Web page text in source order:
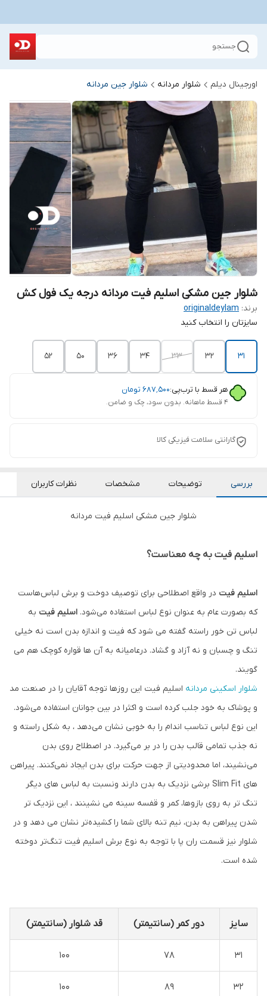
جستجو
اورجینال دیلم شلوار مردانه شلوار جین مردانه
شلوار جین مشکی اسلیم فیت مردانه درجه یک فول کش
برند: originaldeylam
سایزتان را انتخاب کنید
31
32
33
34 ۳۶ 50
52
هر قسط با ترب‌پی:۶۸۷٬۵۰۰ تومان
۴ قسط ماهانه. بدون سود، چک و ضامن.
گارانتی سلامت فیزیکی کالا
بررسی توضیحات مشخصات نظرات کاربران
شلوار جین مشکی اسلیم فیت مردانه
اسلیم فیت به چه معناست؟
اسلیم فیت در واقع اصطلاحی برای توصیف دوخت و برش لباس‌هاست
که بصورت عام به عنوان نوع لباس استفاده می‌شود. اسلیم فیت به
لباس تن خور راسته گفته می شود که فیت و اندازه بدن است نه خیلی
تنگ و چسبان و نه آزاد و گشاد. درعامیانه به آن ها قواره کوچک هم می
گویند.
شلوار اسکینی مردانه اسلیم فیت این روزها توجه آقایان را در صنعت مد
و پوشاک به خود جلب کرده است و اکثرا در بین جوانان استفاده می‌شود.
این نوع لباس تناسب اندام را به خوبی نشان می‌دهد ، به شکل راسته و
نه جذب تمامی قالب بدن را در بر می‌گیرد. در اصطلاح روی بدن
می‌نشیند، اما محدودیتی از جهت حرکت برای بدن ایجاد نمی‌کنند. پیراهن
های Slim Fit برشی نزدیک به بدن دارند ونسبت به لباس های دیگر
تنگ تر به روی بازوها، کمر و قفسه سینه می نشینند ، این نزدیک تر
شدن پیراهن به بدن، نیم‌ تنه بالای شما را کشیده‌تر نشان می دهد و در
شلوار نیز قسمت ران پا با توجه به نوع برش اسلیم فیت تنگ‌تر دوخته
شده است.
سایز دور کمر (سانتیمتر) قد شلوار (سانتیمتر)
31
78
100
32
89
100